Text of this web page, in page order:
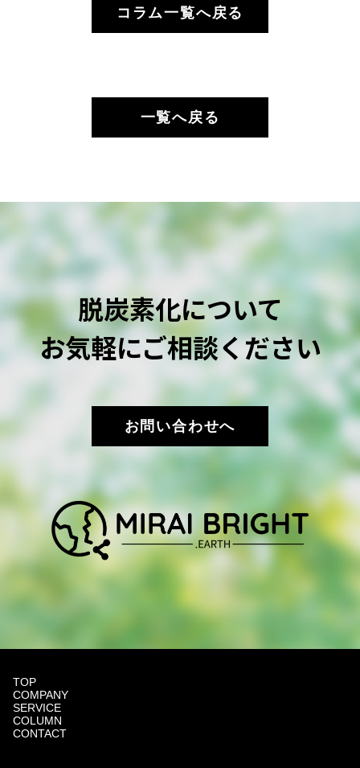
コラム一覧へ戻る
一覧へ戻る
脱炭素化について
お気軽にご相談ください
お問い合わせへ
TOP
COMPANY
SERVICE
COLUMN
CONTACT